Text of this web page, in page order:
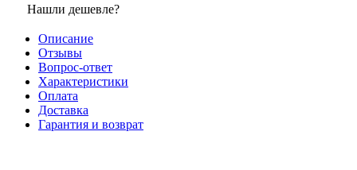
Нашли дешевле?
Описание
Отзывы
Вопрос-ответ
Характеристики
Оплата
Доставка
Гарантия и возврат